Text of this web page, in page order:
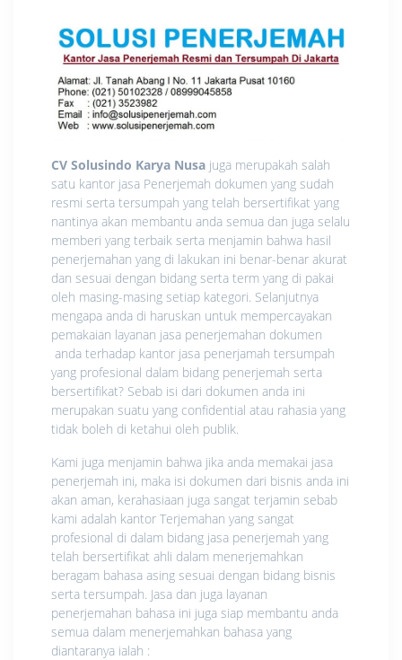
CV Solusindo Karya Nusa juga merupakah salah
satu kantor jasa Penerjemah dokumen yang sudah
resmi serta tersumpah yang telah bersertifikat yang
nantinya akan membantu anda semua dan juga selalu
memberi yang terbaik serta menjamin bahwa hasil
penerjemahan yang di lakukan ini benar-benar akurat
dan sesuai dengan bidang serta term yang di pakai
oleh masing-masing setiap kategori. Selanjutnya
mengapa anda di haruskan untuk mempercayakan
pemakaian layanan jasa penerjemahan dokumen
anda terhadap kantor jasa penerjamah tersumpah
yang profesional dalam bidang penerjemah serta
bersertifikat? Sebab isi dari dokumen anda ini
merupakan suatu yang confidential atau rahasia yang
tidak boleh di ketahui oleh publik.
Kami juga menjamin bahwa jika anda memakai jasa
penerjemah ini, maka isi dokumen dari bisnis anda ini
akan aman, kerahasiaan juga sangat terjamin sebab
kami adalah kantor Terjemahan yang sangat
profesional di dalam bidang jasa penerjemah yang
telah bersertifikat ahli dalam menerjemahkan
beragam bahasa asing sesuai dengan bidang bisnis
serta tersumpah. Jasa dan juga layanan
penerjemahan bahasa ini juga siap membantu anda
semua dalam menerjemahkan bahasa yang
diantaranya ialah :